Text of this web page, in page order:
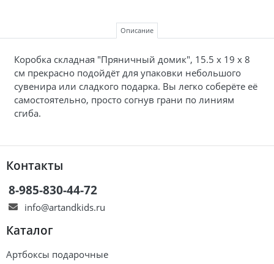
Описание
Коробка складная "Пряничный домик", 15.5 х 19 х 8
см прекрасно подойдёт для упаковки небольшого
сувенира или сладкого подарка. Вы легко соберёте её
самостоятельно, просто согнув грани по линиям
сгиба.
Контакты
8-985-830-44-72
info@artandkids.ru
Каталог
Артбоксы подарочные